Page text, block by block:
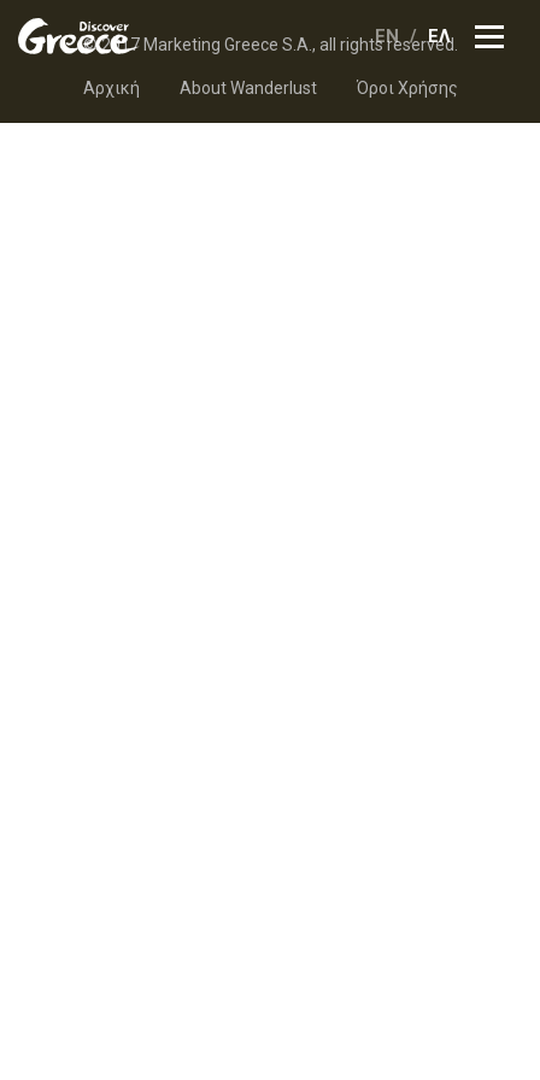
EN ΕΛ
© 2017 Marketing Greece S.A., all rights reserved.
Αρχική About Wanderlust Όροι Χρήσης